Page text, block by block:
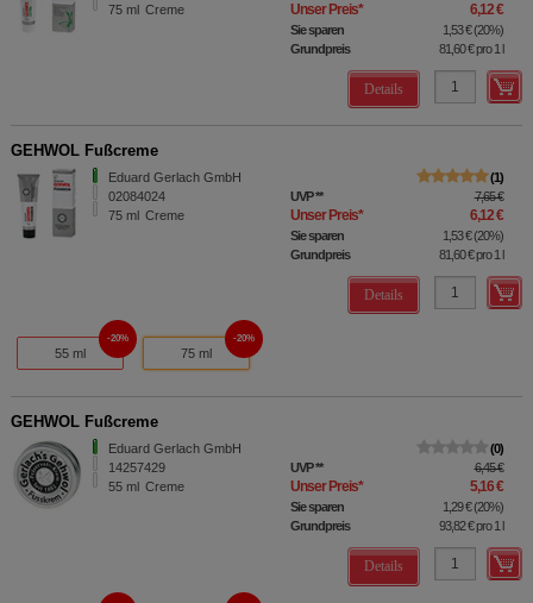
75 ml Creme Unser Preis* 6,12 €
Sie sparen 1,53 €(20%)
Grundpreis
81,60 €pro 1 l
Details
GEHWOL Fußcreme
Eduard Gerlach GmbH
02084024
75 ml Creme
1
UVP** 7,65 €
Unser Preis* 6,12 €
Sie sparen 1,53 €(20%)
Grundpreis
81,60 €pro 1 l
Details
55 ml
20%
75 ml
20%
GEHWOL Fußcreme
Eduard Gerlach GmbH
14257429
55 ml Creme
0
UVP** 6,45 €
Unser Preis* 5,16 €
Sie sparen 1,29 €(20%)
Grundpreis
93,82 €pro 1 l
Details